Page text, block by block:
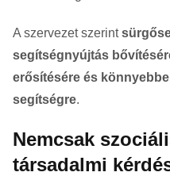
A szervezet szerint
segítségnyújtás
erősítésére és
segítségre.
Nemcsak
társadalmi